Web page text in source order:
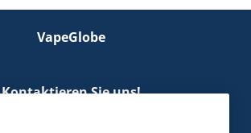
VapeGlobe
Kontaktieren Sie uns!